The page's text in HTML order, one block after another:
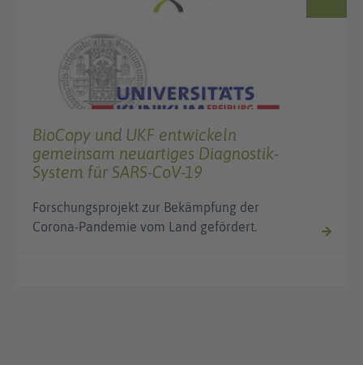
BioCopy und UKF entwickeln
gemeinsam neuartiges Diagnostik-
System für SARS-CoV-19
Forschungsprojekt zur Bekämpfung der
Corona-Pandemie vom Land gefördert.